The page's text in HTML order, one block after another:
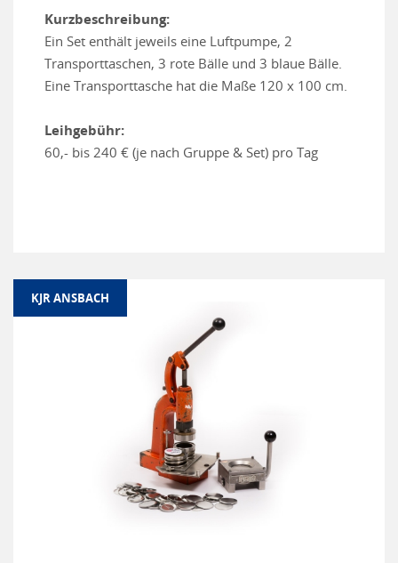
Kurzbeschreibung:
Ein Set enthält jeweils eine Luftpumpe, 2
Transporttaschen, 3 rote Bälle und 3 blaue Bälle.
Eine Transporttasche hat die Maße 120 x 100 cm.
Leihgebühr:
60,- bis 240 € (je nach Gruppe & Set) pro Tag
KJR ANSBACH